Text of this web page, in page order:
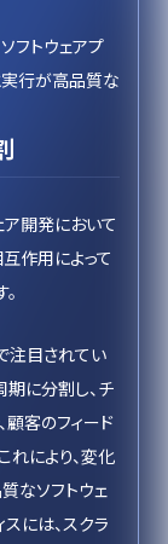
フトウェアプ
実行が高品質な
ア開発において
作用によって
注目されてい
期に分割し、チ
顧客のフィード
れにより、変化
なソフトウェ
には、スクラ